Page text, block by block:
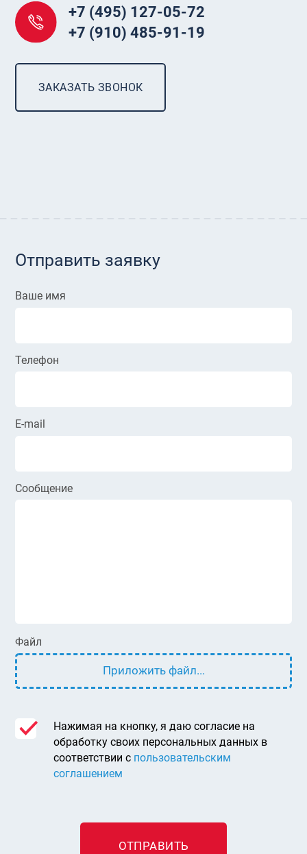
+7 (495) 127-05-72
+7 (910) 485-91-19
ЗАКАЗАТЬ ЗВОНОК
Отправить заявку
Ваше имя
Телефон
E-mail
Сообщение
Файл
Приложить файл...
Нажимая на кнопку, я даю согласие на
обработку своих персональных данных в
соответствии с пользовательским
соглашением
ОТПРАВИТЬ